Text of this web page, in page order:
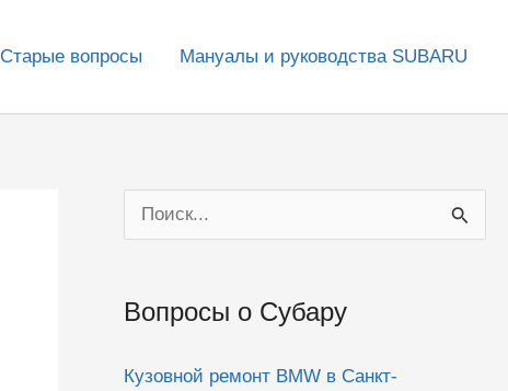
Старые вопросы Мануалы и руководства SUBARU
о
с
Вопросы о Субару
Кузовной ремонт BMW в Санкт-